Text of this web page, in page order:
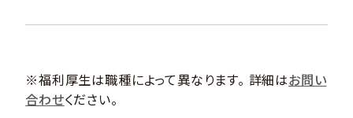
※福利厚生は職種によって異なります。 詳細はお問い
合わせください。